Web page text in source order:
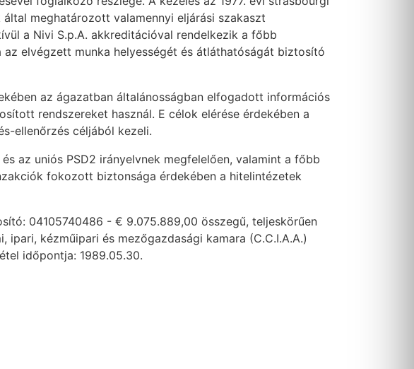
meghatározott valamennyi eljárási szakaszt
a Nivi S.p.A. akkreditációval rendelkezik a főbb
elvégzett munka helyességét és átláthatóságát biztosító
az ágazatban általánosságban elfogadott információs
rendszereket használ. E célok elérése érdekében a
ellenőrzés céljából kezeli.
az uniós PSD2 irányelvnek megfelelően, valamint a főbb
fokozott biztonsága érdekében a hitelintézetek
04105740486 - € 9.075.889,00 összegű, teljeskörűen
kézműipari és mezőgazdasági kamara (C.C.I.A.A.)
időpontja: 1989.05.30.